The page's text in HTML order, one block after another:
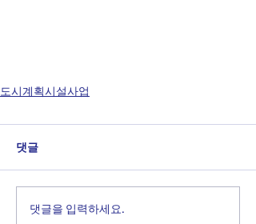
도시계획시설사업
댓글
댓글을 입력하세요.